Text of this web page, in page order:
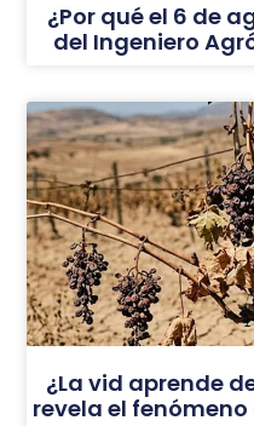
¿Por qué el 6 de
del Ingeniero
¿La vid aprende
revela el